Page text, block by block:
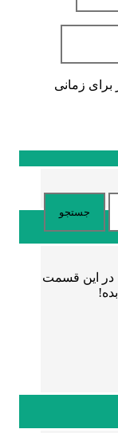
برای زمانی
در این قسمت